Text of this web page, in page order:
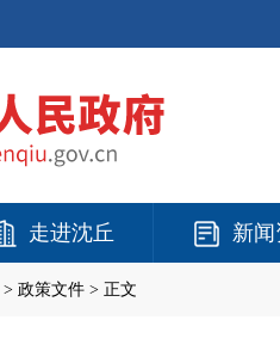
走进沈丘 新
> 政策文件 > 正文